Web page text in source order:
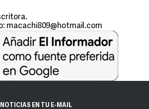
macachi809@hotmail.com
EN TU E-MAIL